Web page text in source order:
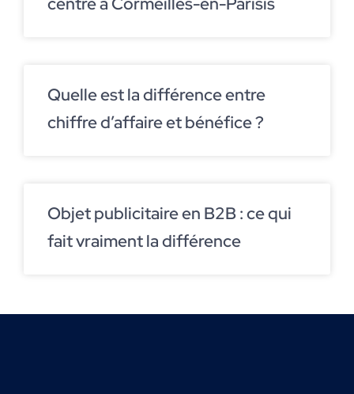
Quelle est la différence entre
chiffre d’affaire et bénéfice ?
Objet publicitaire en B2B : ce qui
fait vraiment la différence